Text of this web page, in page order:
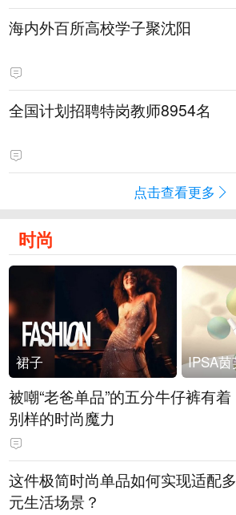
海内外百所高校学子聚沈阳
全国计划招聘特岗教师8954名
点击查看更多
时尚
裙子
被嘲“老爸单品”的五分牛仔裤有着
别样的时尚魔力
这件极简时尚单品如何实现适配多
元生活场景？